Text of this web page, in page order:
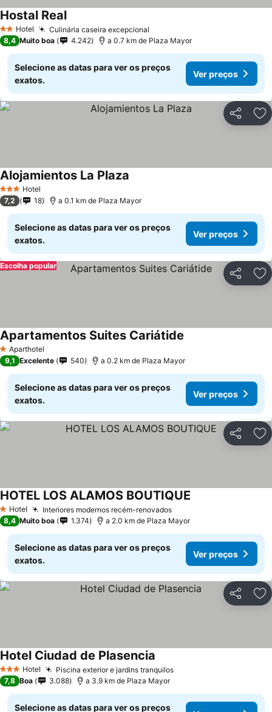
2 Estrelas
Hotel Culinária caseira excepcional
Hostal RealVer preços
8,4 Muito boa 4.242 a 0.7 km de Plaza Mayor
Selecione as datas para ver os preços
exatos.
Ver preços
Partilhar
3 EstrelasHotel
Alojamientos La Plaza
7,2 18 a 0.1 km de Plaza Mayor
Selecione as datas para ver os preços
exatos.
Ver preços
Partilhar
Escolha popular
1 Estrelas
Aparthotel
Apartamentos Suites Cariátide
9,1 Excelente 540 a 0.2 km de Plaza Mayor
Selecione as datas para ver os preços
exatos.
Ver preços
Partilhar
1 Estrelas
Hotel Interiores modernos recém-renovadosVer preços
HOTEL LOS ALAMOS BOUTIQUE
8,4 Muito boa 1.374 a 2.0 km de Plaza Mayor
Selecione as datas para ver os preços
exatos.
Ver preços
Partilhar
3 EstrelasHotel Piscina exterior e jardins tranquilosVer preços
Hotel Ciudad de Plasencia
7,8 Boa 3.088 a 3.9 km de Plaza Mayor
Selecione as datas para ver os preços